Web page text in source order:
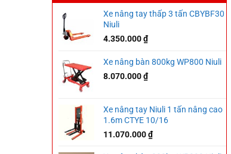
Xe nâng tay thấp 3 tấn CBYBF30
Niuli
4.350.000₫
Xe nâng bàn 800kg WP800 Niuli
8.070.000₫
Xe nâng tay Niuli 1 tấn nâng cao
1.6m CTYE 10/16
11.070.000₫